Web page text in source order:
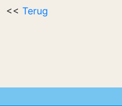
<< Terug